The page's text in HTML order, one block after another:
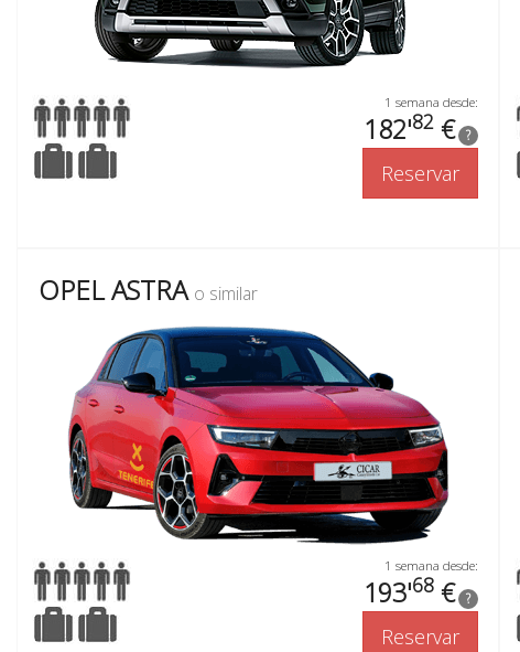
1 semana desde:
182'82 € ?
Reservar
OPEL ASTRA o similar
1 semana desde:
193'68 € ?
Reservar